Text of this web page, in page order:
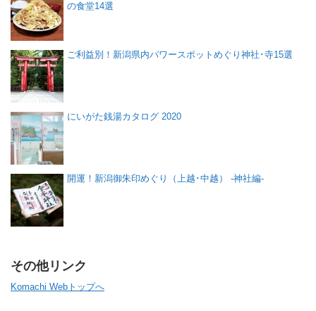
の食堂14選
ご利益別！新潟県内パワースポットめぐり神社･寺15選
にいがた銭湯カタログ 2020
開運！新潟御朱印めぐり（上越･中越） -神社編-
その他リンク
Komachi Webトップへ